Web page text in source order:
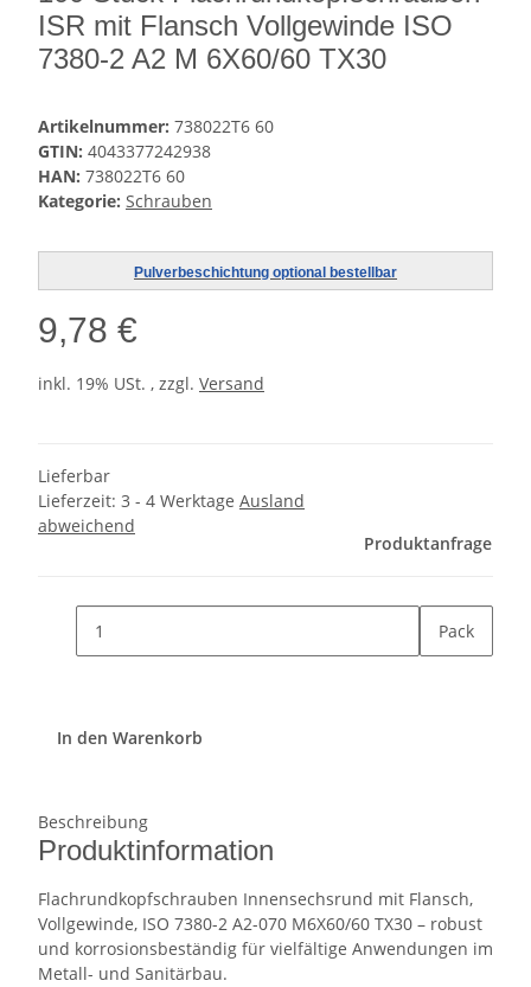
ISR mit Flansch Vollgewinde ISO
7380-2 A2 M 6X60/60 TX30
Artikelnummer: 738022T6 60
GTIN: 4043377242938
HAN: 738022T6 60
Kategorie: Schrauben
Pulverbeschichtung optional bestellbar
9,78 €
inkl. 19% USt. , zzgl. Versand
Lieferbar
Lieferzeit: 3 - 4 Werktage Ausland
abweichend
Produktanfrage
Pack
In den Warenkorb
Beschreibung
Produktinformation
Flachrundkopfschrauben Innensechsrund mit Flansch,
Vollgewinde, ISO 7380-2 A2-070 M6X60/60 TX30 – robust
und korrosionsbeständig für vielfältige Anwendungen im
Metall- und Sanitärbau.